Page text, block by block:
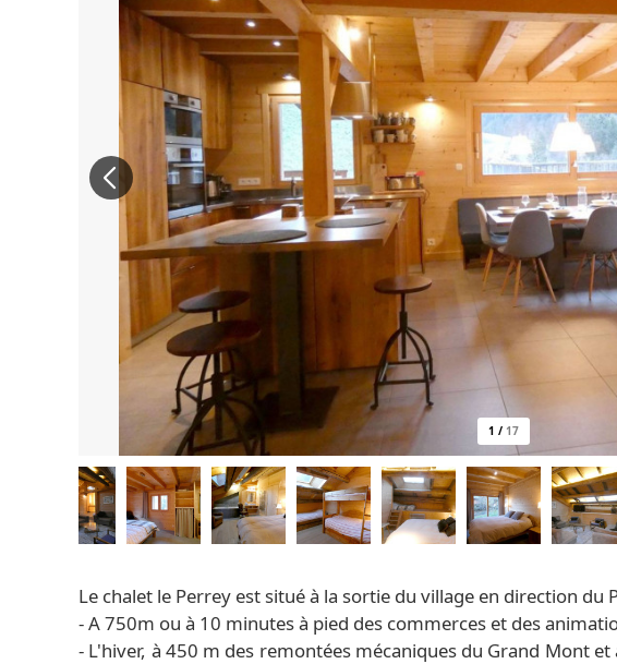
1 / 17
Le chalet le Perrey est situé à la sortie du village en direction du
- A 750m ou à 10 minutes à pied des commerces et des
- L'hiver, à 450 m des remontées mécaniques du Grand Mont